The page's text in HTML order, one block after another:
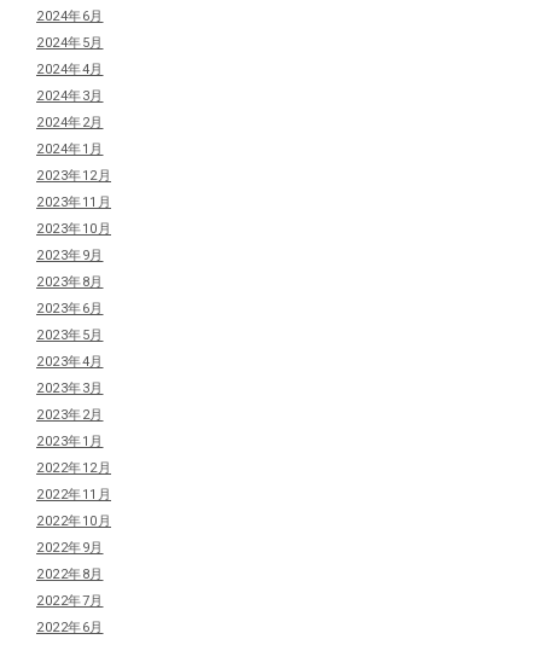
2024年6月
2024年5月
2024年4月
2024年3月
2024年2月
2024年1月
2023年12月
2023年11月
2023年10月
2023年9月
2023年8月
2023年6月
2023年5月
2023年4月
2023年3月
2023年2月
2023年1月
2022年12月
2022年11月
2022年10月
2022年9月
2022年8月
2022年7月
2022年6月